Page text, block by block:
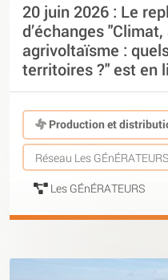
20 juin 2026 : Le
d’échanges
agrivoltaïsme :
territoires ?" est en
Production et
Réseau Les
Les GÉnÉRATEURS